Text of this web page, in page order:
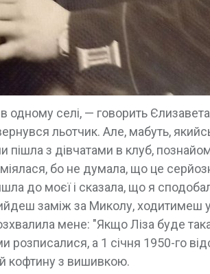
селі, — говорить Єлизавета
льотчик. Але, мабуть,
пішла з дівчатами в клуб,
бо не думала, що це
до моєї і сказала, що я
заміж за Миколу, ходитимеш
мене: "Якщо Ліза буде така
а 1 січня 1950-го
й кофтину з вишивкою.